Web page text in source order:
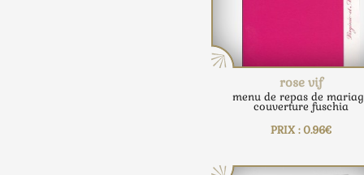
rose vif
menu de repas de
couverture fuschia
PRIX : 0.96€